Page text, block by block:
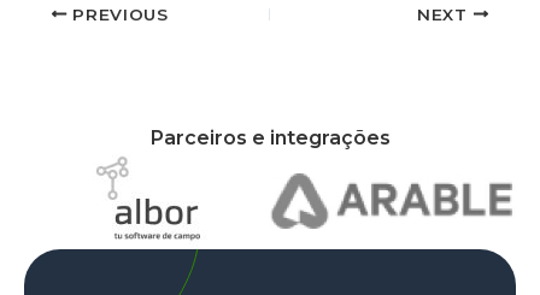
PREVIOUS NEXT
Parceiros e integrações